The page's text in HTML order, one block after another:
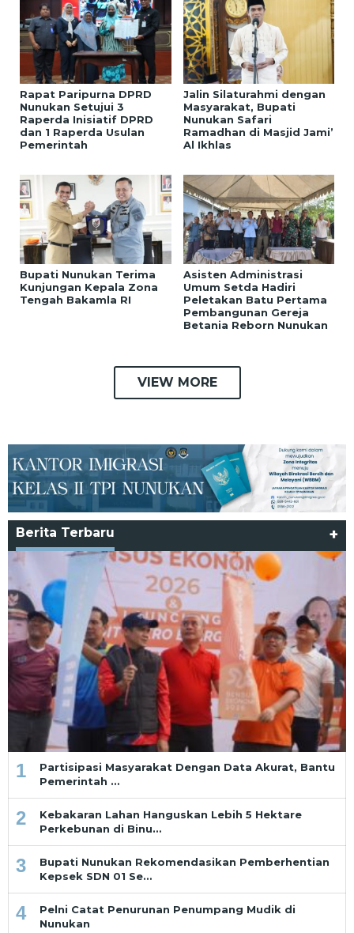
Rapat Paripurna DPRD
Nunukan Setujui 3
Raperda Inisiatif DPRD
dan 1 Raperda Usulan
Pemerintah
Jalin Silaturahmi dengan
Masyarakat, Bupati
Nunukan Safari
Ramadhan di Masjid Jami’
Al Ikhlas
Bupati Nunukan Terima
Kunjungan Kepala Zona
Tengah Bakamla RI
Asisten Administrasi
Umum Setda Hadiri
Peletakan Batu Pertama
Pembangunan Gereja
Betania Reborn Nunukan
VIEW MORE
Berita Terbaru +
1
Partisipasi Masyarakat Dengan Data Akurat, Bantu
Pemerintah …
2
Kebakaran Lahan Hanguskan Lebih 5 Hektare
Perkebunan di Binu…
3
Bupati Nunukan Rekomendasikan Pemberhentian
Kepsek SDN 01 Se…
4
Pelni Catat Penurunan Penumpang Mudik di
Nunukan